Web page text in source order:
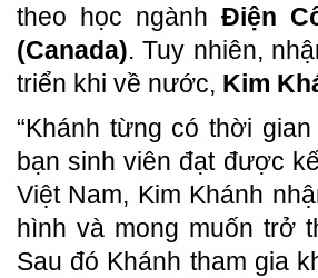
theo học ngành Điện
(Canada). Tuy nhiên,
triển khi về nước, Kim
“Khánh từng có thời
bạn sinh viên đạt được
Việt Nam, Kim Khánh
hình và mong muốn trở
Sau đó Khánh tham gia